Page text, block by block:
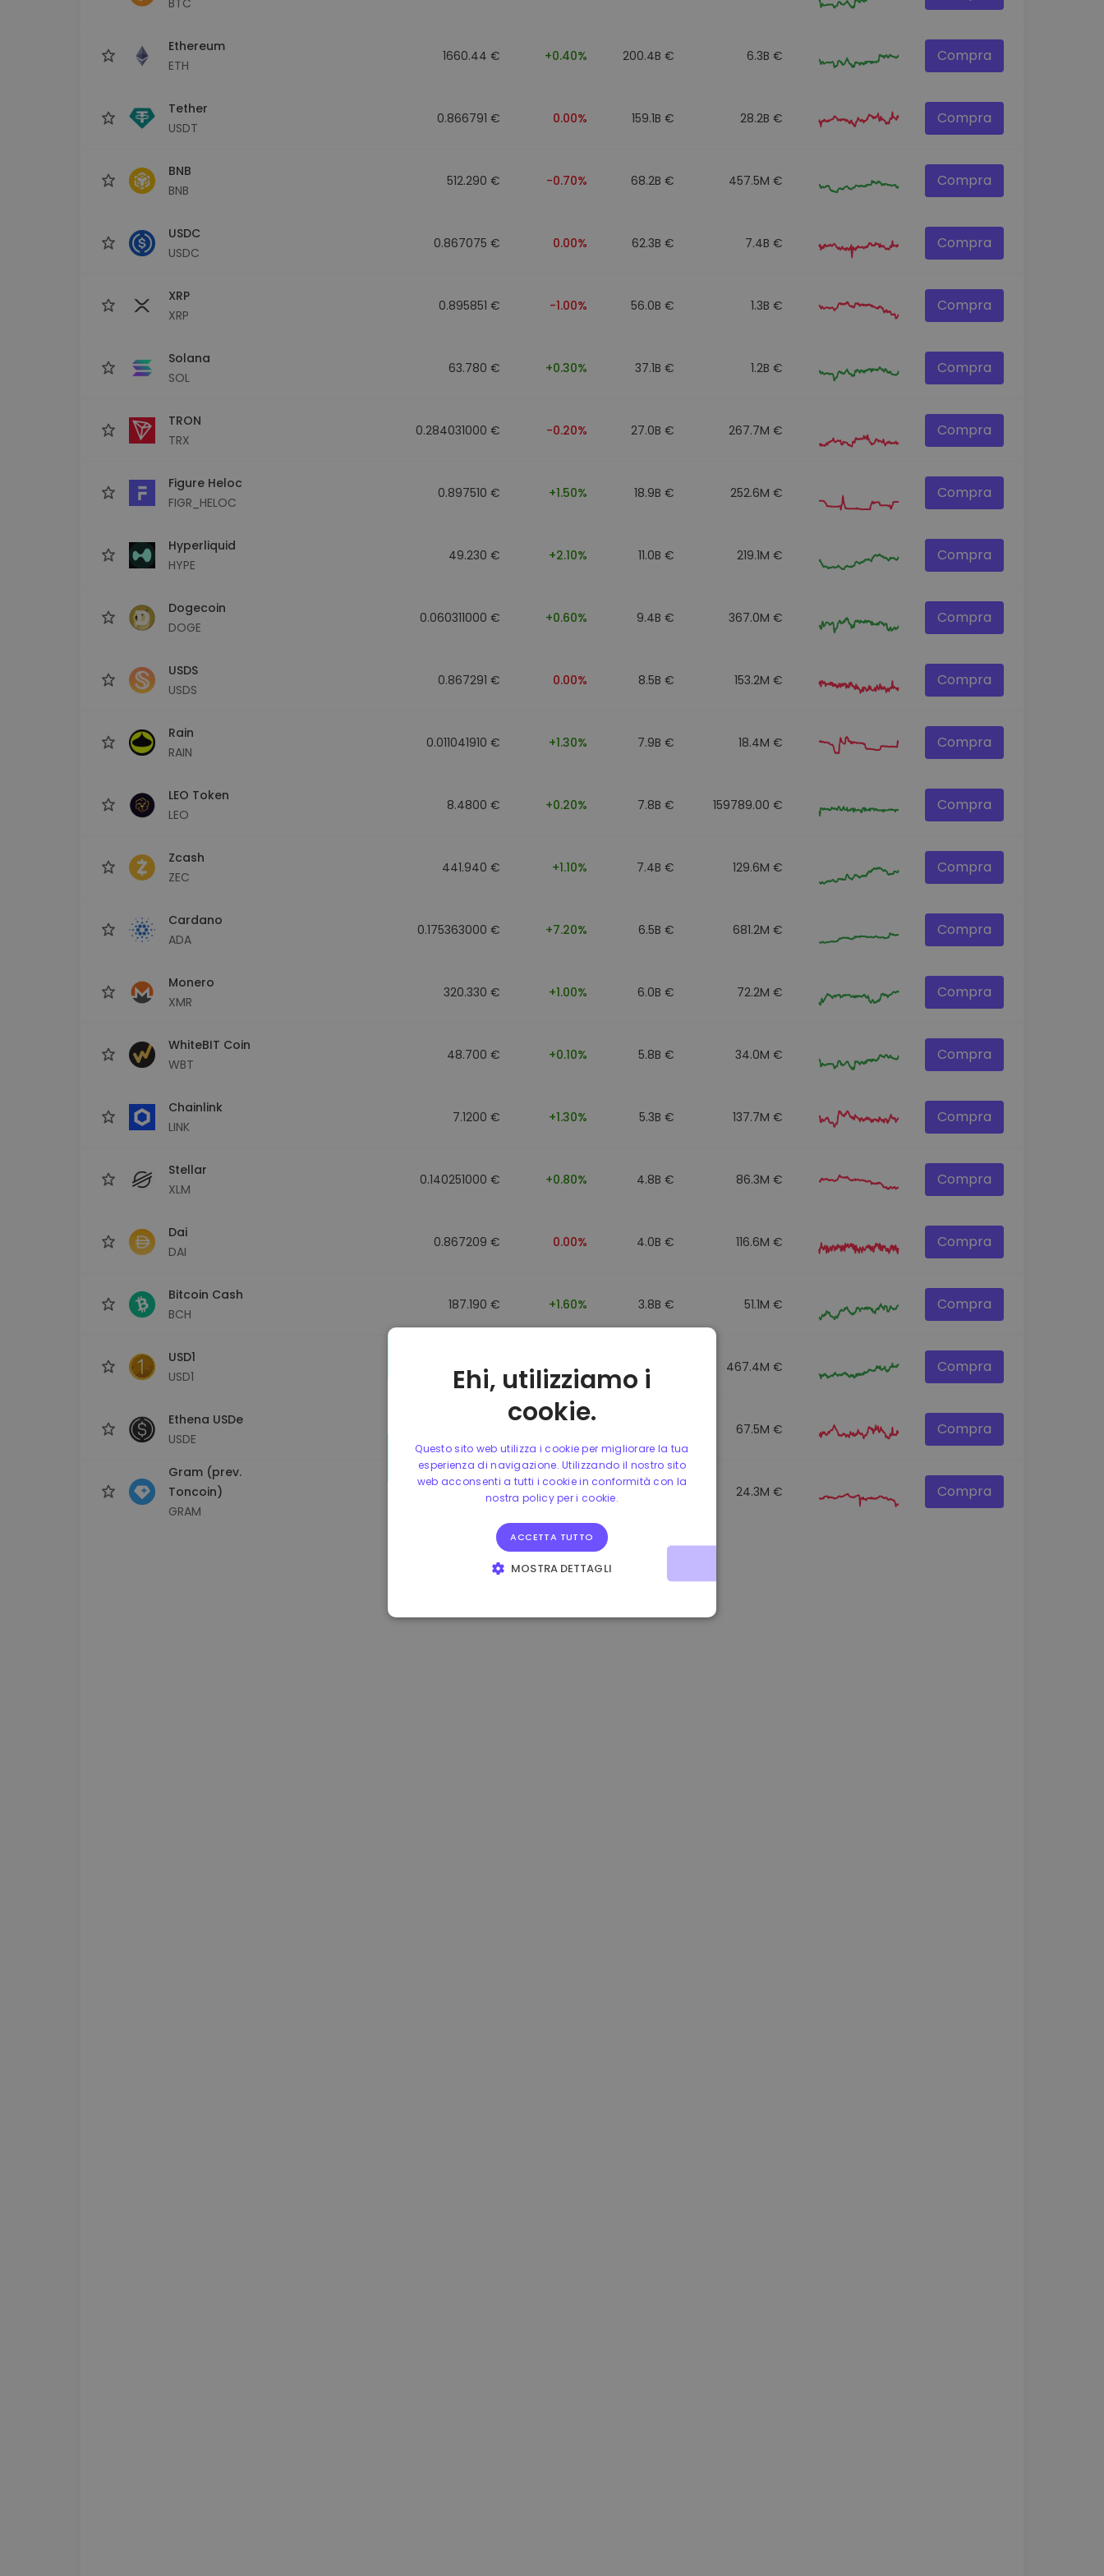
Ethereum
ETH
1660.44 € +0.40% 200.4B € 6.3B € Compra
Tether
USDT
0.866791 € 0.00% 159.1B € 28.2B € Compra
BNB
BNB
512.290 € -0.70% 68.2B € 457.5M € Compra
USDC
USDC
0.867075 € 0.00% 62.3B € 7.4B € Compra
XRP
XRP
0.895851 € -1.00% 56.0B € 1.3B € Compra
Solana
SOL
63.780 € +0.30% 37.1B € 1.2B € Compra
TRON
TRX
0.284031000 € -0.20% 27.0B € 267.7M € Compra
Figure Heloc
FIGR_HELOC
0.897510 € +1.50% 18.9B € 252.6M € Compra
Hyperliquid
HYPE
49.230 € +2.10% 11.0B € 219.1M € Compra
Dogecoin
DOGE
0.060311000 € +0.60% 9.4B € 367.0M € Compra
USDS
USDS
0.867291 € 0.00% 8.5B € 153.2M € Compra
Rain
RAIN
0.011041910 € +1.30% 7.9B € 18.4M € Compra
LEO Token
LEO
8.4800 € +0.20% 7.8B € 159789.00 € Compra
Zcash
ZEC
441.940 € +1.10% 7.4B € 129.6M € Compra
Cardano
ADA
0.175363000 € +7.20% 6.5B € 681.2M € Compra
Monero
XMR
320.330 € +1.00% 6.0B € 72.2M € Compra
WhiteBIT Coin
WBT
48.700 € +0.10% 5.8B € 34.0M € Compra
Chainlink
LINK
7.1200 € +1.30% 5.3B € 137.7M € Compra
Stellar
XLM
0.140251000 € +0.80% 4.8B € 86.3M € Compra
Dai
DAI
0.867209 € 0.00% 4.0B € 116.6M € Compra
Bitcoin Cash
BCH
187.190 € +1.60% 3.8B € 51.1M € Compra
USD1
USD1
0.867184 € 0.00% 3.5B € 467.4M € Compra
Ethena USDe
USDE
67.5M € Compra
Gram (prev.
Toncoin)
GRAM
-3.00% 24.3M € Compra
Ehi, utilizziamo i
cookie.
Questo sito web utilizza i cookie per migliorare la tua
esperienza di navigazione. Utilizzando il nostro sito
web acconsenti a tutti i cookie in conformità con la
nostra policy per i cookie.
ACCETTA TUTTO
MOSTRA DETTAGLI